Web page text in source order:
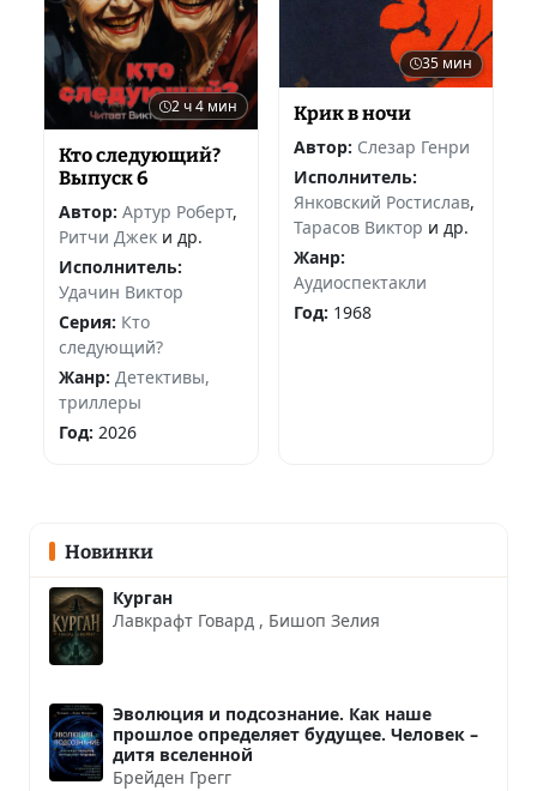
2 ч 4 мин
Кто следующий?
Выпуск 6
Автор: Артур Роберт,
Ритчи Джек и др.
Исполнитель:
Удачин Виктор
Серия: Кто
следующий?
Жанр: Детективы,
триллеры
Год: 2026
35 мин
Крик в ночи
Автор: Слезар Генри
Исполнитель:
Янковский Ростислав,
Тарасов Виктор и др.
Жанр:
Аудиоспектакли
Год: 1968
Новинки
Курган
Лавкрафт Говард , Бишоп Зелия
Эволюция и подсознание. Как наше
прошлое определяет будущее. Человек –
дитя вселенной
Брейден Грегг